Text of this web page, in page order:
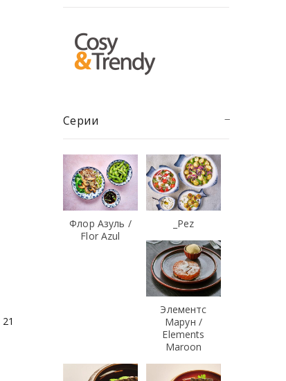
Серии
Флор Азуль /
Flor Azul
_Pez
Элементс
Марун /
Elements
Maroon